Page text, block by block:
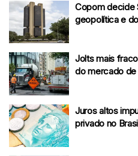
Copom decide
geopolítica e
Jolts mais
do mercado de
Juros altos
privado no